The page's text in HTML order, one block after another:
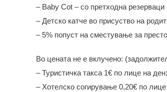
– Baby Cot – со претходна резерваци
– Детско катче во присуство на
– 5% попуст на сместување за
Во цената не е вклучено:
– Туристичка такса 1€ по лице на
– Хотелско согирување 0,20€ по